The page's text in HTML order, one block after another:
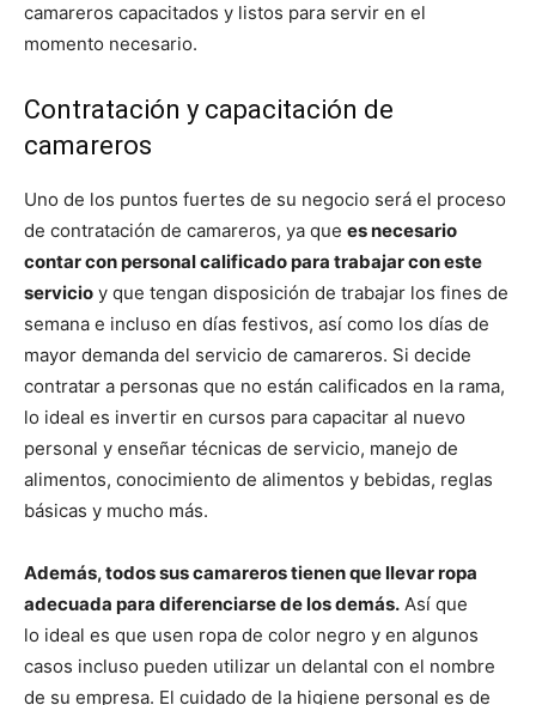
camareros capacitados y listos para servir en el
momento necesario.
Contratación y capacitación de
camareros
Uno de los puntos fuertes de su negocio será el proceso
de contratación de camareros, ya que es necesario
contar con personal calificado para trabajar con este
servicio y que tengan disposición de trabajar los fines de
semana e incluso en días festivos, así como los días de
mayor demanda del servicio de camareros. Si decide
contratar a personas que no están calificados en la rama,
lo ideal es invertir en cursos para capacitar al nuevo
personal y enseñar técnicas de servicio, manejo de
alimentos, conocimiento de alimentos y bebidas, reglas
básicas y mucho más.
Además, todos sus camareros tienen que llevar ropa
adecuada para diferenciarse de los demás. Así que
lo ideal es que usen ropa de color negro y en algunos
casos incluso pueden utilizar un delantal con el nombre
de su empresa. El cuidado de la higiene personal es de